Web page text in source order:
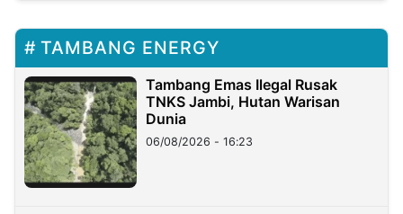
TAMBANG ENERGY
Tambang Emas Ilegal Rusak
TNKS Jambi, Hutan Warisan
Dunia
06/08/2026 - 16:23